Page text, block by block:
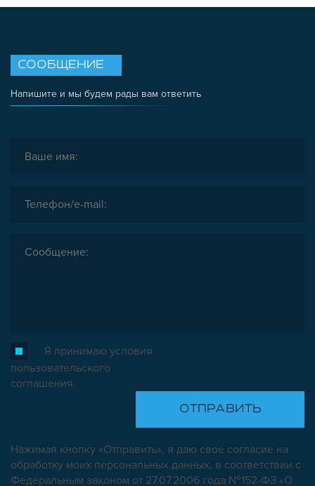
СООБЩЕНИЕ
Напишите и мы будем рады вам ответить
Я принимаю условия
пользовательского
соглашения
Нажимая кнопку «Отправить», я даю свое согласие на
обработку моих персональных данных, в соответствии с
Федеральным законом от 27.07.2006 года №152-ФЗ «О